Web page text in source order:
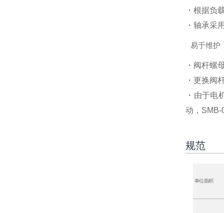
・根据负
・轴承采
易于维护
・阀杆螺
・更换阀
・由于电
动，SMB-
规范
单位面积